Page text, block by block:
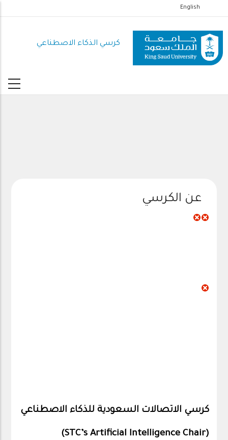
إلى
المحتوى
الرئيسي
English
كرسي الذكاء الاصطناعي
عن الكرسي
كرسي الاتصالات السعودية للذكاء الاصطناعي
(
STC’s Artificial Intelligence Chair
)